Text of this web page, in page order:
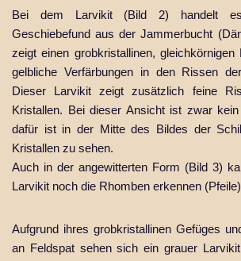
Bei dem Larvikit (Bild 2) handelt
Geschiebefund aus der Jammerbucht
zeigt einen grobkristallinen,
gelbliche Verfärbungen in den Rissen
Dieser Larvikit zeigt zusätzlich feine
Kristallen. Bei dieser Ansicht ist zwar
dafür ist in der Mitte des Bildes der
Kristallen zu sehen.
Auch in der angewitterten Form (Bild 3)
Larvikit noch die Rhomben erkennen
Aufgrund ihres grobkristallinen Gefüges
an Feldspat sehen sich ein grauer